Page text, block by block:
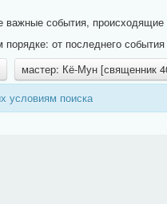
события,
порядке: от последнего
мастер: Кё-Мун [священник
условиям поиска